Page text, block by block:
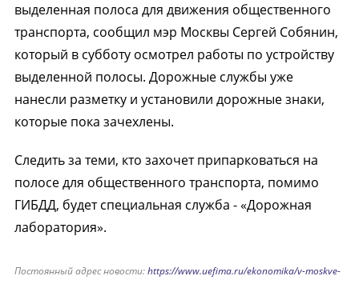
выделенная полоса для движения общественного
транспорта, сообщил мэр Москвы Сергей Собянин,
который в субботу осмотрел работы по устройству
выделенной полосы. Дорожные службы уже
нанесли разметку и установили дорожные знаки,
которые пока зачехлены.
Следить за теми, кто захочет припарковаться на
полосе для общественного транспорта, помимо
ГИБДД, будет специальная служба - «Дорожная
лаборатория».
Постоянный адрес новости:https://www.uefima.ru/ekonomika/v-moskve-